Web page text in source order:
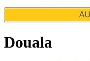
Douala